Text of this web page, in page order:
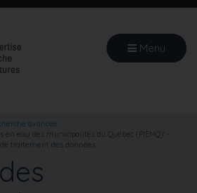
Menu
avancée
eau des municipalités du Québec (PIEMQ): -
traitement des données